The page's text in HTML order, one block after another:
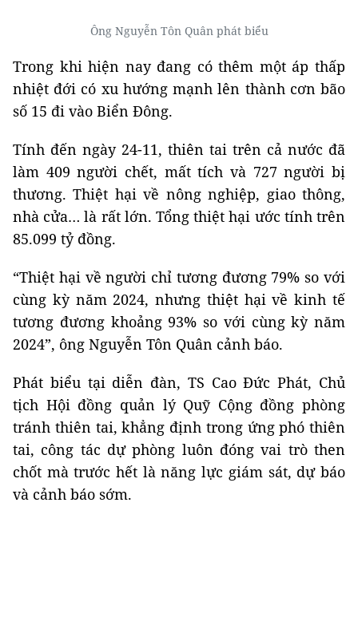
Ông Nguyễn Tôn Quân phát biểu
Trong khi hiện nay đang có thêm một áp thấp
nhiệt đới có xu hướng mạnh lên thành cơn bão
số 15 đi vào Biển Đông.
Tính đến ngày 24-11, thiên tai trên cả nước đã
làm 409 người chết, mất tích và 727 người bị
thương. Thiệt hại về nông nghiệp, giao thông,
nhà cửa… là rất lớn. Tổng thiệt hại ước tính trên
85.099 tỷ đồng.
“Thiệt hại về người chỉ tương đương 79% so với
cùng kỳ năm 2024, nhưng thiệt hại về kinh tế
tương đương khoảng 93% so với cùng kỳ năm
2024”, ông Nguyễn Tôn Quân cảnh báo.
Phát biểu tại diễn đàn, TS Cao Đức Phát, Chủ
tịch Hội đồng quản lý Quỹ Cộng đồng phòng
tránh thiên tai, khẳng định trong ứng phó thiên
tai, công tác dự phòng luôn đóng vai trò then
chốt mà trước hết là năng lực giám sát, dự báo
và cảnh báo sớm.